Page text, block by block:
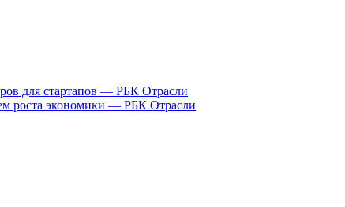
для стартапов — РБК Отрасли
роста экономики — РБК Отрасли